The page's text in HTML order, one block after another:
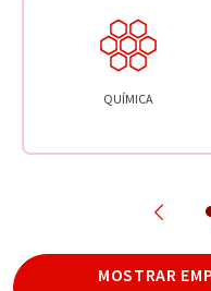
QUÍMICA
MOSTRAR